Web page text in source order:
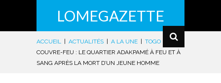
LOMEGAZETTE
ACCUEIL ACTUALITÉS A LA UNE TOGO
COUVRE-FEU : LE QUARTIER ADAKPAMÉ À FEU ET À
SANG APRÈS LA MORT D’UN JEUNE HOMME